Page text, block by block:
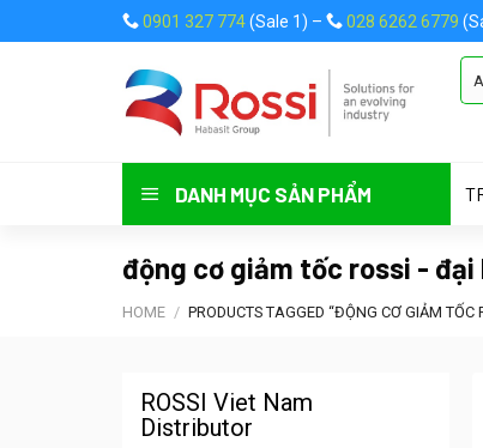
to
0901 327 774(Sale 1) – 028 6262 6779
DANH MỤC SẢN PHẨM
động cơ giảm tốc rossi -
HOME / PRODUCTS TAGGED “ĐỘNG CƠ GIẢM
ROSSI Viet Nam
Distributor